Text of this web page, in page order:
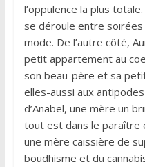
l’oppulence la plus
se déroule entre
mode. De l’autre côté,
petit appartement au
son beau-père et sa
elles-aussi aux antipodes
d’Anabel, une mère un
tout est dans le paraître
une mère caissière de
boudhisme et du